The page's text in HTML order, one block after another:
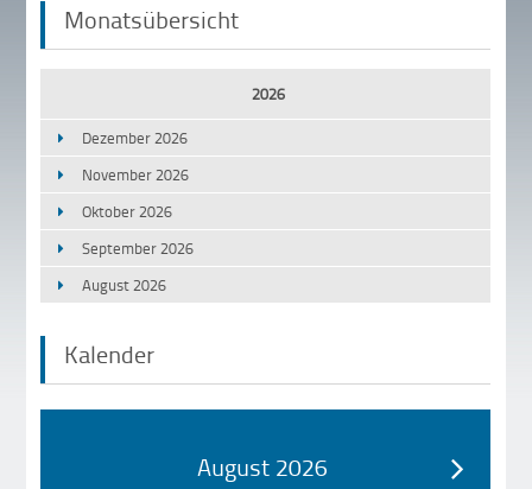
Monatsübersicht
2026
Dezember 2026
November 2026
Oktober 2026
September 2026
August 2026
Kalender
August 2026